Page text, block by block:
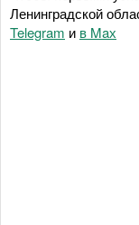
Ленинградской
Telegram и в Maх